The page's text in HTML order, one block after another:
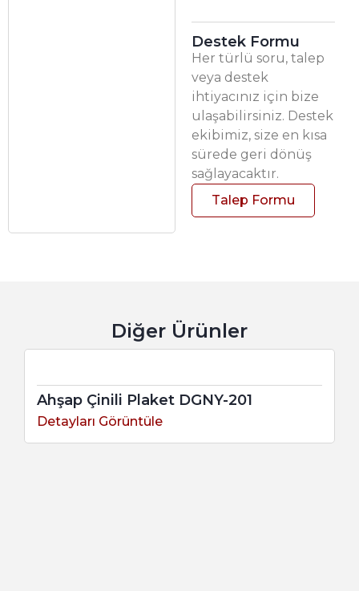
Destek Formu
Her türlü soru, talep
veya destek
ihtiyacınız için bize
ulaşabilirsiniz. Destek
ekibimiz, size en kısa
sürede geri dönüş
sağlayacaktır.
Talep Formu
Diğer Ürünler
Ahşap Çinili Plaket DGNY-201
Detayları Görüntüle